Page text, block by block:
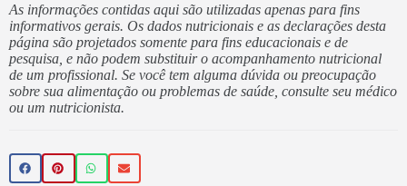
As informações contidas aqui são utilizadas apenas para fins
informativos gerais. Os dados nutricionais e as declarações desta
página são projetados somente para fins educacionais e de
pesquisa, e não podem substituir o acompanhamento nutricional
de um profissional. Se você tem alguma dúvida ou preocupação
sobre sua alimentação ou problemas de saúde, consulte seu médico
ou um nutricionista.